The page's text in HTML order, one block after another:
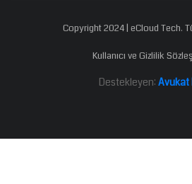
Copyright 2024 | eCloud Tech.
Kullanıcı ve Gizlilik
Destekleyen: Avukat